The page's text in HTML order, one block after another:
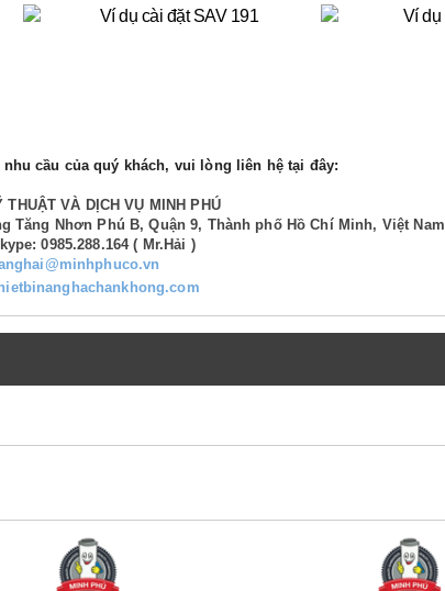
cầu của quý khách, vui lòng liên hệ tại đây:
THUẬT VÀ DỊCH VỤ MINH PHÚ
Nhơn Phú B, Quận 9, Thành phố Hồ Chí Minh, Việt Nam
0985.288.164 ( Mr.Hải )